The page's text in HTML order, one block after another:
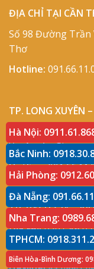
ĐỊA CHỈ TẠI CẦN
Số 98 Đường Trần
Thơ
Hotline:
TP. LONG XUYÊN
Địa chỉ: Số 417
Xuyên, An Giang
Hotline:
TP. RẠCH GIÁ –
Địa chỉ:P30 Căn
P. An Hòa, TP.
Hotline:
Hà Nội:
Bắc Ninh:
Hải Phòng:
Đà Nẵng:
Nha Trang:
TPHCM:
Biên Hòa-Bình Dương: